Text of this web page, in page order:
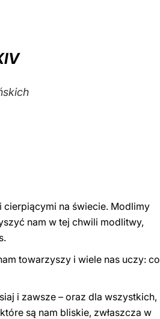
cierpiącymi na świecie. Modlimy
nam w tej chwili modlitwy,
towarzyszy i wiele nas uczy: co
i zawsze – oraz dla wszystkich,
są nam bliskie, zwłaszcza w